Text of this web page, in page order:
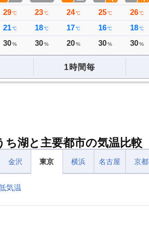
29 ℃
21 ℃
30 %
23 ℃
18 ℃
30 %
24℃
17 ℃
20 %
25℃
16℃
30%
26℃
18℃
30%
1時間毎
ち湖と主要都市の気温比較
金沢 東京 横浜 名古屋 京都
気温